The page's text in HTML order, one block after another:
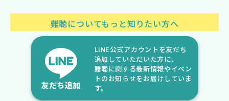
難聴についてもっと知りたい方へ
LINE公式アカウントを友だち
追加していただいた方に、
難聴に関する最新情報やイベン
トのお知らせをお届けしていま
す。
友だち追加